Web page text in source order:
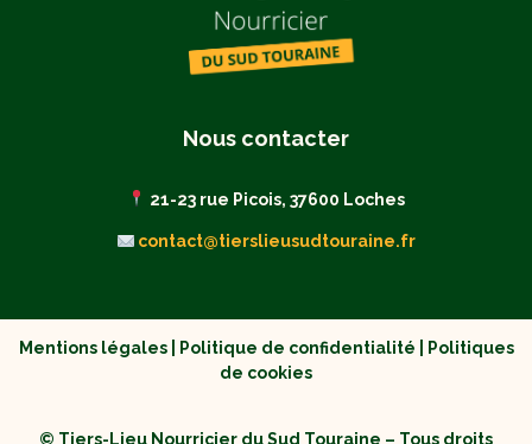
Nous contacter
21-23 rue Picois, 37600 Loches
contact@tierslieusudtouraine.fr
Mentions légales| Politique de confidentialité
Politiques
de cookies
© Tiers-Lieu Nourricier du Sud Touraine – Tous droits